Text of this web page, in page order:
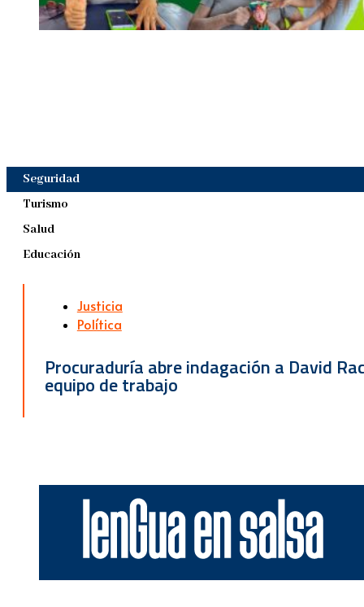
Seguridad
Turismo
Salud
Educación
Justicia
Política
Procuraduría abre indagación a David
equipo de trabajo